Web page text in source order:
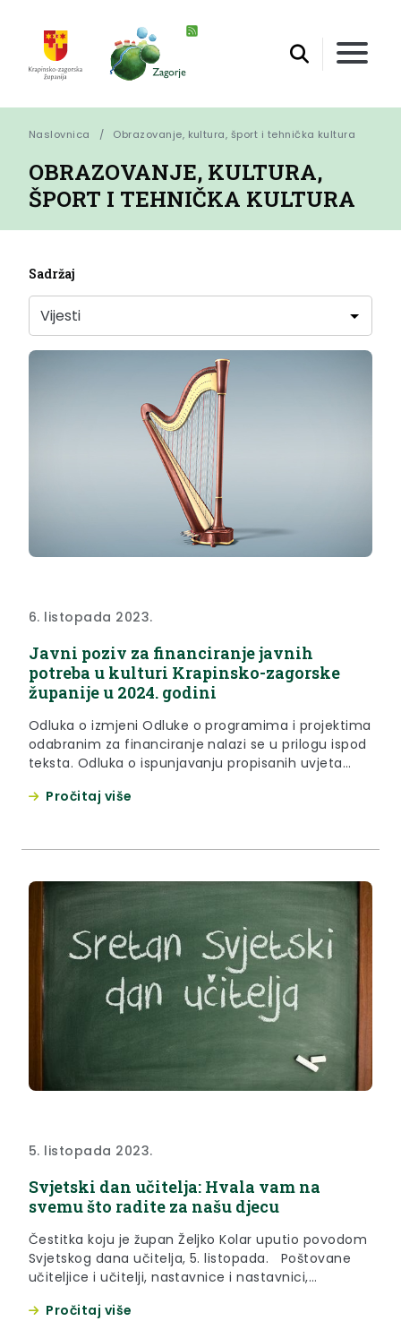
Naslovnica Obrazovanje, kultura, šport i tehnička kultura
OBRAZOVANJE, KULTURA,
ŠPORT I TEHNIČKA KULTURA
Sadržaj
6. listopada 2023.
Javni poziv za financiranje javnih
potreba u kulturi Krapinsko-zagorske
županije u 2024. godini
Odluka o izmjeni Odluke o programima i projektima
odabranim za financiranje nalazi se u prilogu ispod
teksta. Odluka o ispunjavanju propisanih uvjeta
primljena putem elektroničke pošte na adresu
Pročitaj više
5. listopada 2023.
Svjetski dan učitelja: Hvala vam na
svemu što radite za našu djecu
Čestitka koju je župan Željko Kolar uputio povodom
Svjetskog dana učitelja, 5. listopada. Poštovane
učiteljice i učitelji, nastavnice i nastavnici,
posebno naglasimo važnost uloge učiteljica i
Pročitaj više